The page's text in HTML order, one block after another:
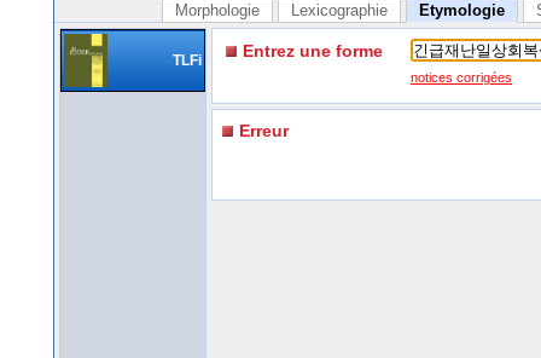
Morphologie Lexicographie Etymologie
TLFi Entrez une forme
notices corrigées
Erreur